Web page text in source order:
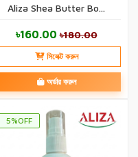
Aliza Shea Butter Bo...
৳160.00 ৳180.00
সিলেক্ট করুন
অর্ডার করুন
5%OFF